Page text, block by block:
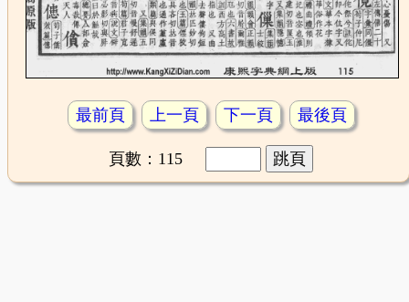
最前頁 上一頁 下一頁 最後頁
頁數：115